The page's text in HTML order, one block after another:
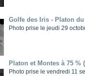
Golfe des Iris - Platon du
Photo prise le jeudi 29
Platon et Montes à 75 %
Photo prise le vendredi 11